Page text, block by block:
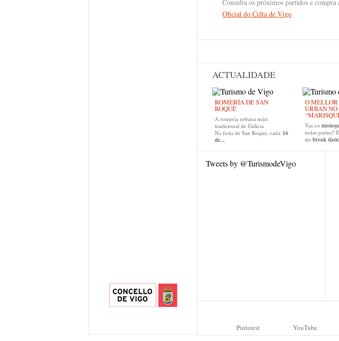
Consulta os próximos partidos e compra
Oficial do Celta de Vigo.
ACTUALIDADE
ROMERÍA DE SAN
ROQUE
A romería urbana máis
tradicional de Galicia
Na festa de San Roque, cada 16
de...
O
URBAN NO
Vas co
todas partes?
do break
Tweets by @TurismodeVigo
Pinterest YouTube